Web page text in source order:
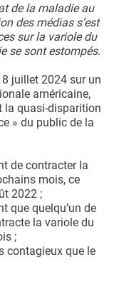
de la maladie au
des médias s’est
sur la variole du
se sont estompés.
juillet 2024 sur un
américaine,
la quasi-disparition
» du public de la
de contracter la
mois, ce
2022 ;
que quelqu’un de
la variole du
;
contagieux que le